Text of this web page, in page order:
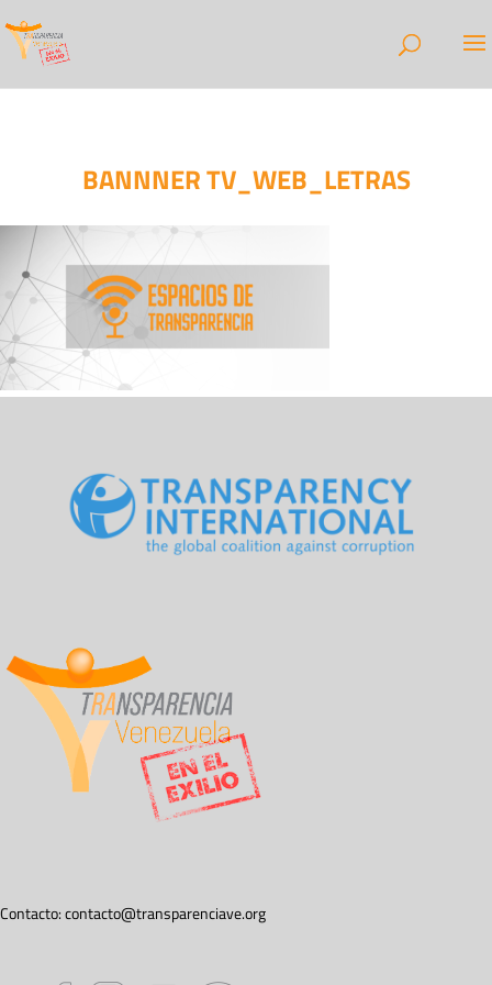
BANNNER TV_WEB_LETRAS
Contacto:contacto@transparenciave.org